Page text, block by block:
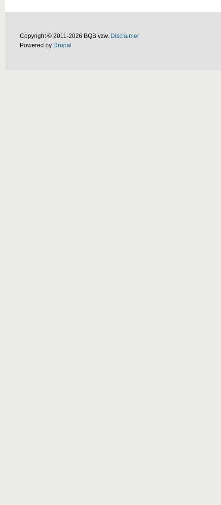
Copyright © 2011-2026 BQB vzw. Disclaimer
Powered by Drupal